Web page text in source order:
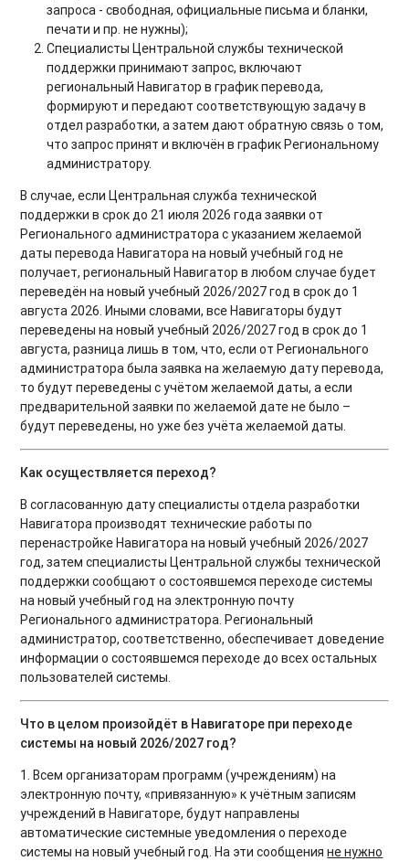
запроса - свободная, официальные письма и бланки,
печати и пр. не нужны);
Специалисты Центральной службы технической
поддержки принимают запрос, включают
региональный Навигатор в график перевода,
формируют и передают соответствующую задачу в
отдел разработки, а затем дают обратную связь о том,
что запрос принят и включён в график Региональному
администратору.
В случае, если Центральная служба технической
поддержки в срок до 21 июля 2026 года заявки от
Регионального администратора с указанием желаемой
даты перевода Навигатора на новый учебный год не
получает, региональный Навигатор в любом случае будет
переведён на новый учебный 2026/2027 год в срок до 1
августа 2026. Иными словами, все Навигаторы будут
переведены на новый учебный 2026/2027 год в срок до 1
августа, разница лишь в том, что, если от Регионального
администратора была заявка на желаемую дату перевода,
то будут переведены с учётом желаемой даты, а если
предварительной заявки по желаемой дате не было –
будут переведены, но уже без учёта желаемой даты.
Как осуществляется переход?
В согласованную дату специалисты отдела разработки
Навигатора производят технические работы по
перенастройке Навигатора на новый учебный 2026/2027
год, затем специалисты Центральной службы технической
поддержки сообщают о состоявшемся переходе системы
на новый учебный год на электронную почту
Регионального администратора. Региональный
администратор, соответственно, обеспечивает доведение
информации о состоявшемся переходе до всех остальных
пользователей системы.
Что в целом произойдёт в Навигаторе при переходе
системы на новый 2026/2027 год?
1. Всем организаторам программ (учреждениям) на
электронную почту, «привязанную» к учётным записям
учреждений в Навигаторе, будут направлены
автоматические системные уведомления о переходе
системы на новый учебный год. На эти сообщенияне нужно